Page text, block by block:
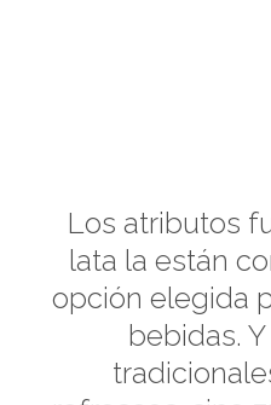
Los atributos
lata la están
opción elegida
bebidas.